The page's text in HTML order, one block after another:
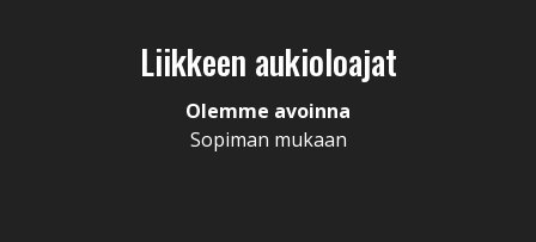
Liikkeen aukioloajat
Olemme avoinna
Sopiman mukaan